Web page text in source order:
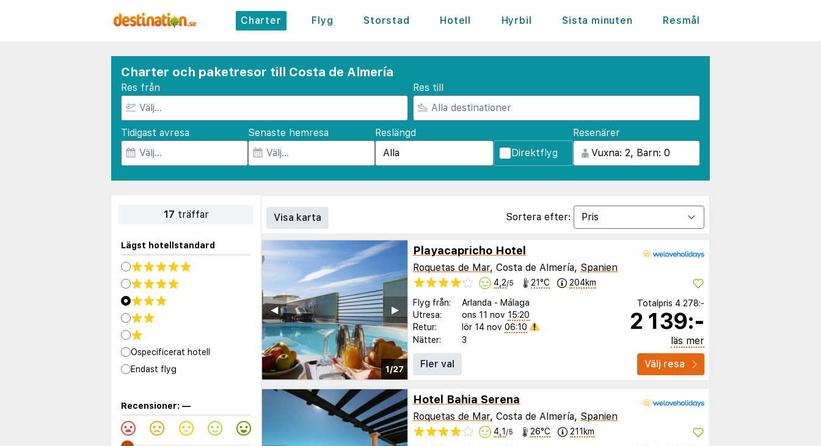
Charter Flyg Storstad Hotell Hyrbil Sista minuten Resmål
Charter och paketresor till Costa de Almería
Res från Res till
Tidigast avresa Senaste hemresa
Reslängd
Direktflyg
Resenärer
17 träffar
Lägst hotellstandard
Ospecificerat hotell
Endast flyg
Recensioner: —
Visa karta Sortera efter:
1/27
▶︎
◀︎
Playacapricho Hotel
Roquetas de Mar, Costa de Almería, Spanien
4,2/5 21°C 204km
Flyg från: Arlanda - Málaga
Utresa:
ons 11 nov 15:20
Retur:
lör 14 nov 06:10
Nätter:
3
Totalpris 4 278:-
2 139:-
läs mer
Fler val
Välj resa
Hotel Bahia Serena
Roquetas de Mar, Costa de Almería, Spanien
4,1 /5 26°C 211km